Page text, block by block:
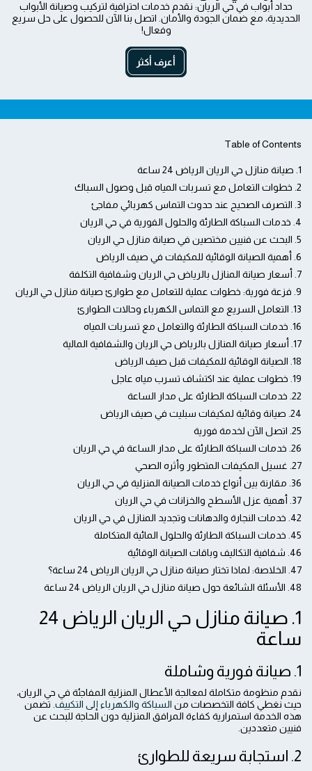
حداد أبواب في حي الريان: نقدم خدمات احترافية لتركيب وصيانة الأبواب
الحديدية، مع ضمان الجودة والأمان. اتصل بنا الآن للحصول على حل سريع
وفعال!
أعرف أكثر
Table of Contents
1. صيانة منازل حي الريان الرياض 24 ساعة
2. خطوات التعامل مع تسربات المياه قبل وصول السباك
3. التصرف الصحيح عند حدوث التماس كهربائي مفاجئ
4. خدمات السباكة الطارئة والحلول الفورية في حي الريان
5. البحث عن فنيين مختصين في صيانة منازل حي الريان
6. أهمية الصيانة الوقائية للمكيفات في صيف الرياض
7. أسعار صيانة المنازل بالرياض حي الريان وشفافية التكلفة
9. فزعة فورية: خطوات عملية للتعامل مع طوارئ صيانة منازل حي الريان
13. التعامل السريع مع التماس الكهرباء وحالات الطوارئ
16. خدمات السباكة الطارئة والتعامل مع تسربات المياه
17. أسعار صيانة المنازل بالرياض حي الريان والشفافية المالية
18. الصيانة الوقائية للمكيفات قبل صيف الرياض
19. خطوات عملية عند اكتشاف تسرب مياه عاجل
22. خدمات السباكة الطارئة على مدار الساعة
24. صيانة وقائية لمكيفات سبليت في صيف الرياض
25. اتصل الآن لخدمة فورية
26. خدمات السباكة الطارئة على مدار الساعة في حي الريان
27. غسيل المكيفات المتطور وأثره الصحي
36. مقارنة بين أنواع خدمات الصيانة المنزلية في حي الريان
37. أهمية عزل الأسطح والخزانات في حي الريان
42. خدمات النجارة والدهانات وتجديد المنازل في حي الريان
45. خدمات السباكة الطارئة والحلول المائية المتكاملة
46. شفافية التكاليف وباقات الصيانة الوقائية
47. الخلاصة: لماذا تختار صيانة منازل حي الريان الرياض 24 ساعة؟
48. الأسئلة الشائعة حول صيانة منازل حي الريان الرياض 24 ساعة
1. صيانة منازل حي الريان الرياض 24
ساعة
1. صيانة فورية وشاملة
نقدم منظومة متكاملة لمعالجة الأعطال المنزلية المفاجئة في حي الريان،
حيث نغطي كافة التخصصات من السباكة والكهرباء إلى التكييف . تضمن
هذه الخدمة استمرارية كفاءة المرافق المنزلية دون الحاجة للبحث عن
فنيين متعددين.
2. استجابة سريعة للطوارئ